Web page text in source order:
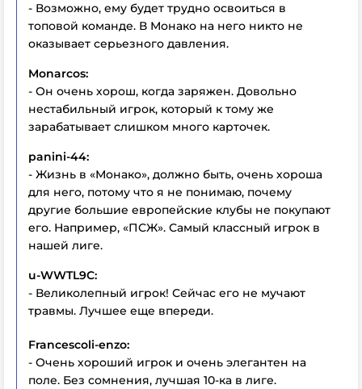
- Возможно, ему будет трудно освоиться в
топовой команде. В Монако на него никто не
оказывает серьезного давления.
Monarcos:
- Он очень хорош, когда заряжен. Довольно
нестабильный игрок, который к тому же
зарабатывает слишком много карточек.
panini-44:
- Жизнь в «Монако», должно быть, очень хороша
для него, потому что я не понимаю, почему
другие большие европейские клубы не покупают
его. Например, «ПСЖ». Самый классный игрок в
нашей лиге.
u-WWTL9C:
- Великолепный игрок! Сейчас его не мучают
травмы. Лучшее еще впереди.
Francescoli-enzo:
- Очень хороший игрок и очень элегантен на
поле. Без сомнения, лучшая 10-ка в лиге.